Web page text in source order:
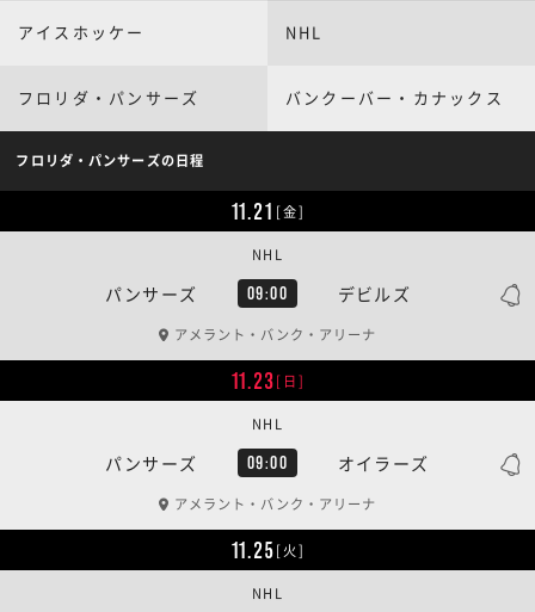
アイスホッケー NHL
フロリダ・パンサーズ バンクーバー・カナックス
フロリダ・パンサーズの日程
11.21 [金]
パンサーズ 09:00 デビルズ
NHL
アメラント・バンク・アリーナ
11.23[日]
パンサーズ 09:00 オイラーズ
NHL
アメラント・バンク・アリーナ
11.25[火]
NHL